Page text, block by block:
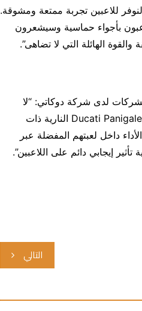
لنوفر للاعبين تجربة ممتعة ومشوقة.
بأجواء حماسية وسيشعرون
والقوة الهائلة التي لا تضاهى”.
لدى شركة دوكاتي: “لا
عند تجربتهم لدراجة Ducati Panigale V4 S النارية ذات
داخل لعبتهم المفضلة عبر
التالي